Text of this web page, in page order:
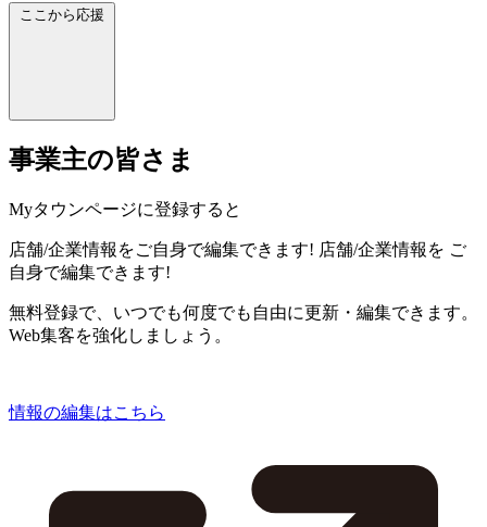
ここから応援
事業主の皆さま
Myタウンページに登録すると
店舗/企業情報をご自身で編集できます! 店舗/企業情報を ご
自身で編集できます!
無料登録で、いつでも何度でも自由に更新・編集できます。
Web集客を強化しましょう。
情報の編集はこちら